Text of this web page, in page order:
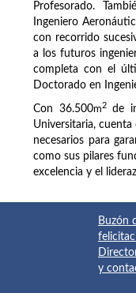
Profesorado.
Ingeniero
con recorrido
a los futuros
completa con el
Doctorado en
Con 36.500m2
de
Universitaria,
necesarios para
como sus pilares
excelencia y el
Buzón
y